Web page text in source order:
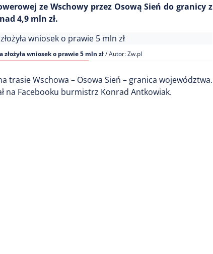
ze Wschowy przez Osową Sień do granicy z
4,9 mln zł.
wniosek o prawie 5 mln zł/ Autor: Zw.pl
trasie Wschowa – Osowa Sień – granica województwa.
na Facebooku burmistrz Konrad Antkowiak.